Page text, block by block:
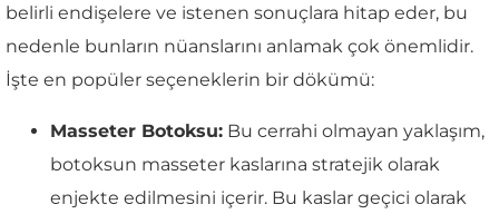
belirli endişelere ve istenen sonuçlara hitap eder, bu
nedenle bunların nüanslarını anlamak çok önemlidir.
İşte en popüler seçeneklerin bir dökümü:
Masseter Botoksu: Bu cerrahi olmayan yaklaşım,
botoksun masseter kaslarına stratejik olarak
enjekte edilmesini içerir. Bu kaslar geçici olarak